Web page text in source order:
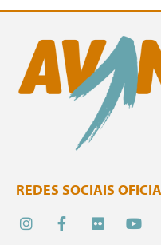
REDES SOCIAIS